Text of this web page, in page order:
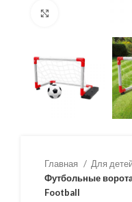
Главная
Для
Футбольные
Football